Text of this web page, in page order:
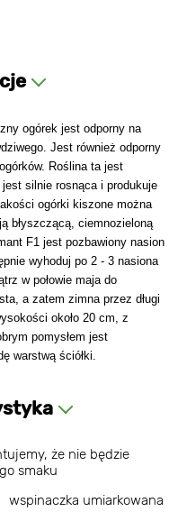
ogórek jest odporny na
Jest również odporny
Roślina ta jest
silnie rosnąca i produkuje
ogórki kiszone można
błyszczącą, ciemnozieloną
F1 jest pozbawiony nasion
wyhoduj po 2 - 3 nasiona
w połowie maja do
a zatem zimna przez długi
około 20 cm, z
pomysłem jest
warstwą ściółki.
że nie będzie
smaku
wspinaczka umiarkowana